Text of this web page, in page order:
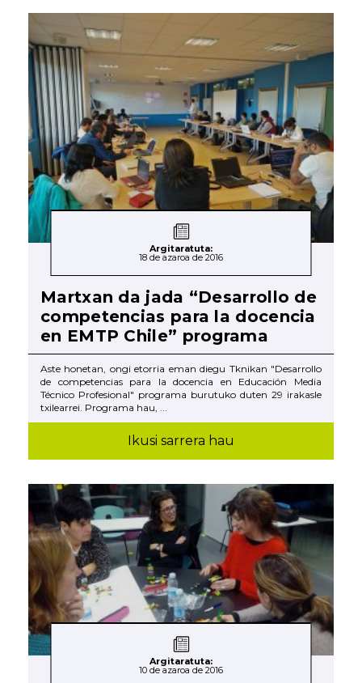
Argitaratuta:
18 de azaroa de 2016
Martxan da jada “Desarrollo de
competencias para la docencia
en EMTP Chile” programa
Aste honetan, ongi etorria eman diegu Tknikan "Desarrollo
de competencias para la docencia en Educación Media
Técnico Profesional" programa burutuko duten 29 irakasle
txilearrei. Programa hau, ...
Ikusi sarrera hau
Argitaratuta:
10 de azaroa de 2016